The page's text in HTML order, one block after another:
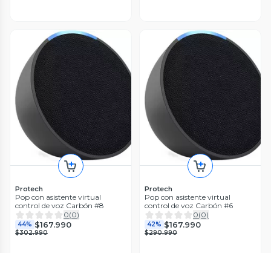
Protech
Pop con asistente virtual
control de voz Carbón #8
0(0)
44% $167.990
$302.990
Protech
Pop con asistente virtual
control de voz Carbón #6
0(0)
42% $167.990
$290.990